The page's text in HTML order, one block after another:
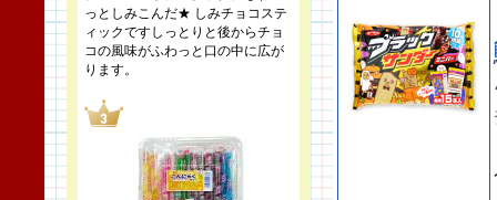
っとしみこんだ★ しみチョコステ
ィックですしっとりと後からチョ
コの風味がふわっと口の中に広が
ります。